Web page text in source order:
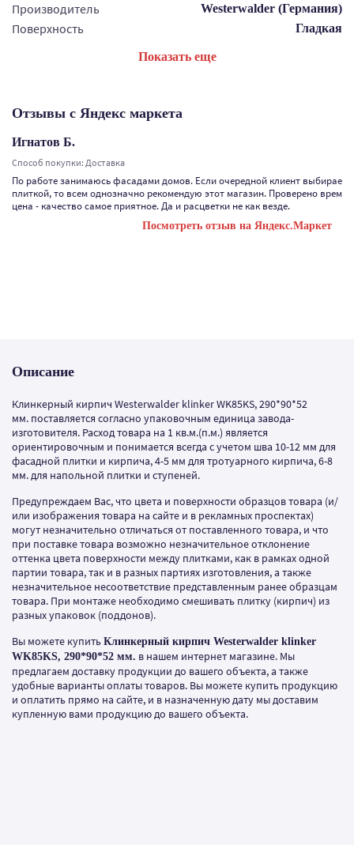
Производитель Westerwalder (Германия)
Поверхность Гладкая
Показать еще
Отзывы с Яндекс маркета
Игнатов Б.
Способ покупки: Доставка
По работе занимаюсь фасадами домов. Если очередной клиент выбирает
плиткой, то всем однозначно рекомендую этот магазин. Проверено
цена - качество самое приятное. Да и расцветки не как везде.
Посмотреть отзыв на Яндекс.Маркет
Описание
Клинкерный кирпич Westerwalder klinker WK85KS, 290*90*52
мм. поставляется согласно упаковочным единица завода-
изготовителя. Расход товара на 1 кв.м.(п.м.) является
ориентировочным и понимается всегда с учетом шва 10-12 мм для
фасадной плитки и кирпича, 4-5 мм для тротуарного кирпича, 6-8
мм. для напольной плитки и ступеней.
Предупреждаем Вас, что цвета и поверхности образцов товара (и/
или изображения товара на сайте и в рекламных проспектах)
могут незначительно отличаться от поставленного товара, и что
при поставке товара возможно незначительное отклонение
оттенка цвета поверхности между плитками, как в рамках одной
партии товара, так и в разных партиях изготовления, а также
незначительное несоответствие представленным ранее образцам
товара. При монтаже необходимо смешивать плитку (кирпич) из
разных упаковок (поддонов).
Вы можете купить Клинкерный кирпич Westerwalder klinker
WK85KS, 290*90*52 мм. в нашем интернет магазине. Мы
предлагаем доставку продукции до вашего объекта, а также
удобные варианты оплаты товаров. Вы можете купить продукцию
и оплатить прямо на сайте, и в назначенную дату мы доставим
купленную вами продукцию до вашего объекта.